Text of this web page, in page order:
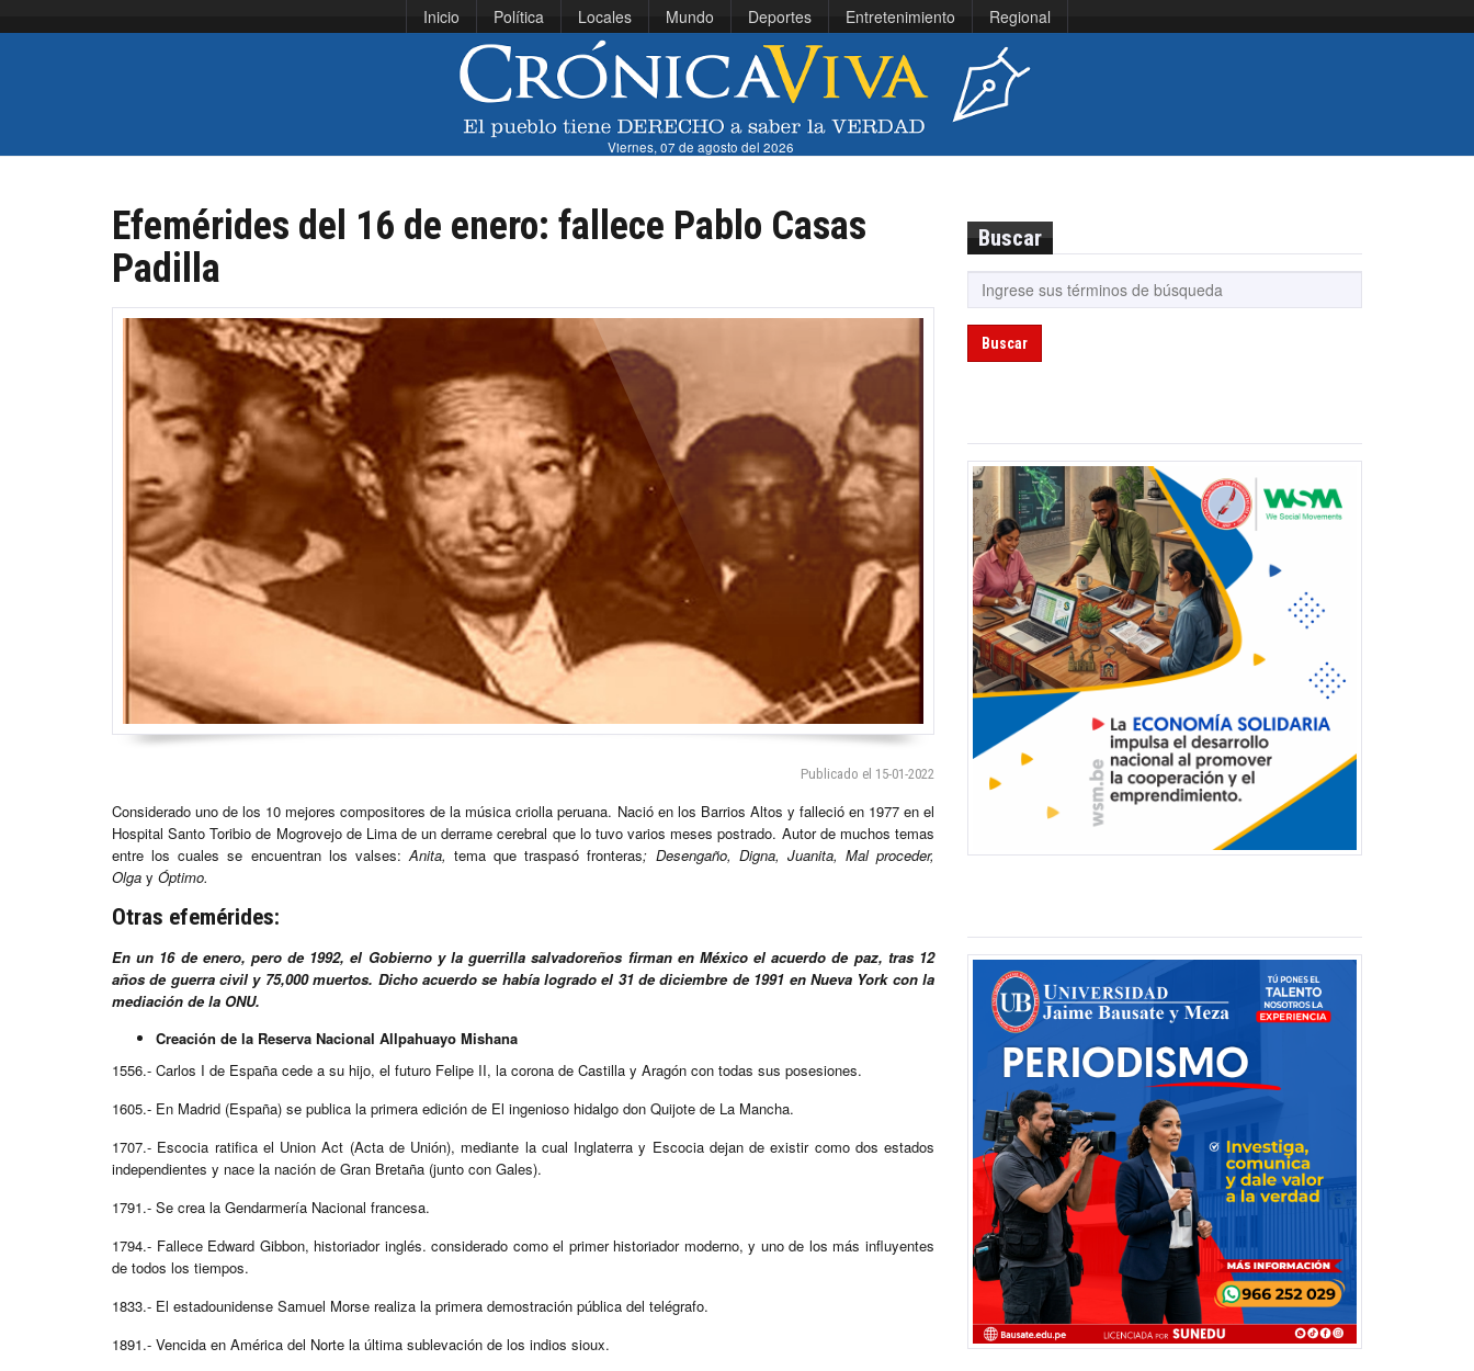
Inicio Política Locales Mundo Deportes Entretenimiento Regional
Viernes, 07 de agosto del 2026
Efemérides del 16 de enero: fallece Pablo Casas
Padilla
Publicado el 15-01-2022
Considerado uno de los 10 mejores compositores de la música criolla peruana. Nació en los Barrios Altos y falleció en 1977 en el
Hospital Santo Toribio de Mogrovejo de Lima de un derrame cerebral que lo tuvo varios meses postrado. Autor de muchos temas
entre los cuales se encuentran los valses: Anita, tema que traspasó fronteras; Desengaño, Digna, Juanita, Mal proceder,
Olga y Óptimo.
Otras efemérides:
En un 16 de enero, pero de 1992, el Gobierno y la guerrilla salvadoreños firman en México el acuerdo de paz, tras 12
años de guerra civil y 75,000 muertos. Dicho acuerdo se había logrado el 31 de diciembre de 1991 en Nueva York con la
mediación de la ONU.
Creación de la Reserva Nacional Allpahuayo Mishana
1556.- Carlos I de España cede a su hijo, el futuro Felipe II, la corona de Castilla y Aragón con todas sus posesiones.
1605.- En Madrid (España) se publica la primera edición de El ingenioso hidalgo don Quijote de La Mancha.
1707.- Escocia ratifica el Union Act (Acta de Unión), mediante la cual Inglaterra y Escocia dejan de existir como dos estados
independientes y nace la nación de Gran Bretaña (junto con Gales).
1791.- Se crea la Gendarmería Nacional francesa.
1794.- Fallece Edward Gibbon, historiador inglés. considerado como el primer historiador moderno, y uno de los más influyentes
de todos los tiempos.
1833.- El estadounidense Samuel Morse realiza la primera demostración pública del telégrafo.
1891.- Vencida en América del Norte la última sublevación de los indios sioux.
Buscar
Buscar